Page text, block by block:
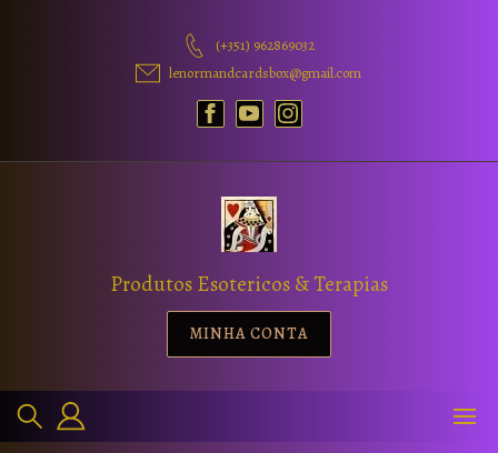
(+351) 962869032
lenormandcardsbox@gmail.com
Produtos Esotericos & Terapias
MINHA CONTA